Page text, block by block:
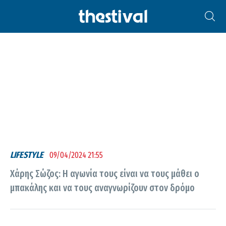
ΧΆΡΗΣ ΣΏΖΟΣ
LIFESTYLE 09/04/2024 21:55
Χάρης Σώζος: Η αγωνία τους είναι να τους μάθει ο
μπακάλης και να τους αναγνωρίζουν στον δρόμο